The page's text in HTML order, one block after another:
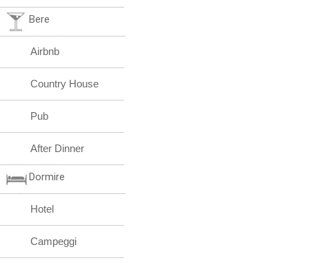
Bere
Airbnb
Country House
Pub
After Dinner
Dormire
Hotel
Campeggi